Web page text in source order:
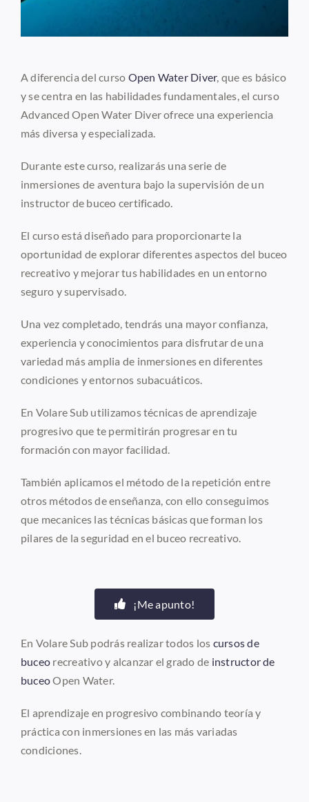
A diferencia del curso Open Water Diver, que es básico
y se centra en las habilidades fundamentales, el curso
Advanced Open Water Diver ofrece una experiencia
más diversa y especializada.
Durante este curso, realizarás una serie de
inmersiones de aventura bajo la supervisión de un
instructor de buceo certificado.
El curso está diseñado para proporcionarte la
oportunidad de explorar diferentes aspectos del buceo
recreativo y mejorar tus habilidades en un entorno
seguro y supervisado.
Una vez completado, tendrás una mayor confianza,
experiencia y conocimientos para disfrutar de una
variedad más amplia de inmersiones en diferentes
condiciones y entornos subacuáticos.
En Volare Sub utilizamos técnicas de aprendizaje
progresivo que te permitirán progresar en tu
formación con mayor facilidad.
También aplicamos el método de la repetición entre
otros métodos de enseñanza, con ello conseguimos
que mecanices las técnicas básicas que forman los
pilares de la seguridad en el buceo recreativo.
¡Me apunto!
En Volare Sub podrás realizar todos los cursos de
buceo recreativo y alcanzar el grado de instructor de
buceoOpen Water.
El aprendizaje en progresivo combinando teoría y
práctica con inmersiones en las más variadas
condiciones.